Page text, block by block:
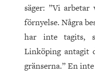
säger: ”Vi arbetar
förnyelse. Några
har inte tagits,
Linköping antagit
gränserna.” En